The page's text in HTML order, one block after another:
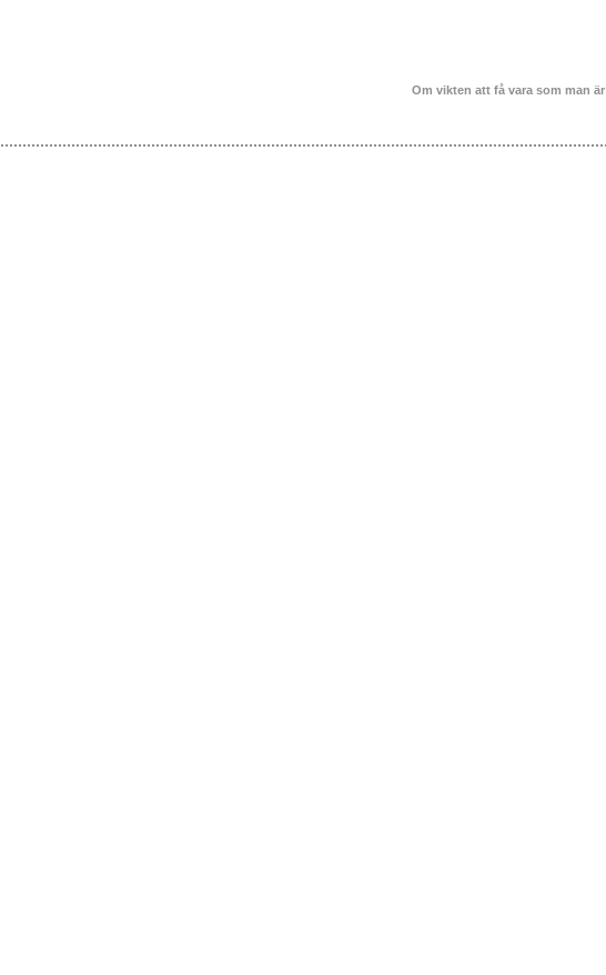
Om vikten att få vara som man är